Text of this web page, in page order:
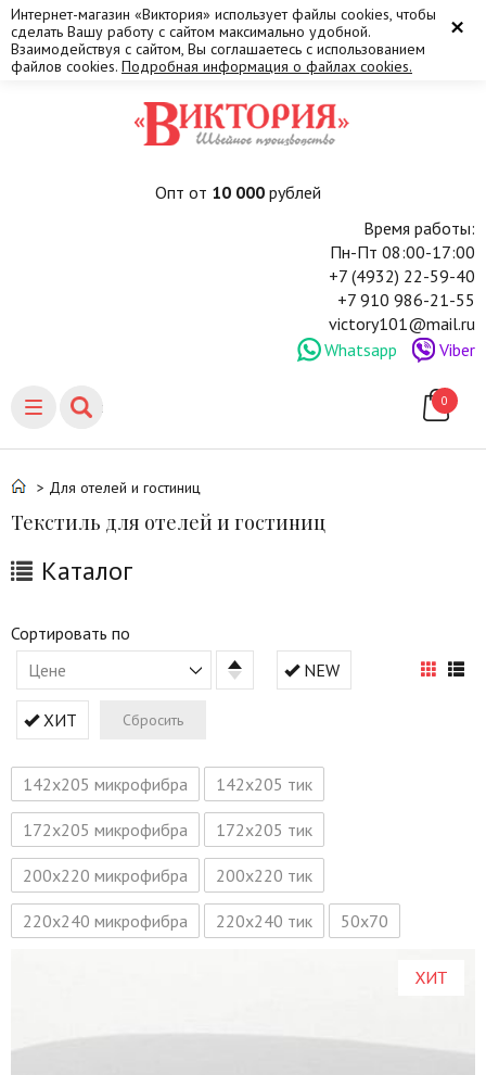
×
Интернет-магазин «Виктория» использует файлы cookies, чтобы
сделать Вашу работу с сайтом максимально удобной.
Взаимодействуя с сайтом, Вы соглашаетесь с использованием
файлов cookies. Подробная информация о файлах cookies.
Опт от 10 000рублей
Время работы:
Пн-Пт 08:00-17:00
+7 (4932) 22-59-40
+7 910 986-21-55
victory101@mail.ru
Whatsapp
Viber
0
> Для отелей и гостиниц
Текстиль для отелей и гостиниц
Каталог
Сортировать по
Цене
NEW
ХИТ Сбросить
142х205 микрофибра 142х205 тик
172х205 микрофибра 172х205 тик
200х220 микрофибра 200х220 тик
220х240 микрофибра 220х240 тик 50х70